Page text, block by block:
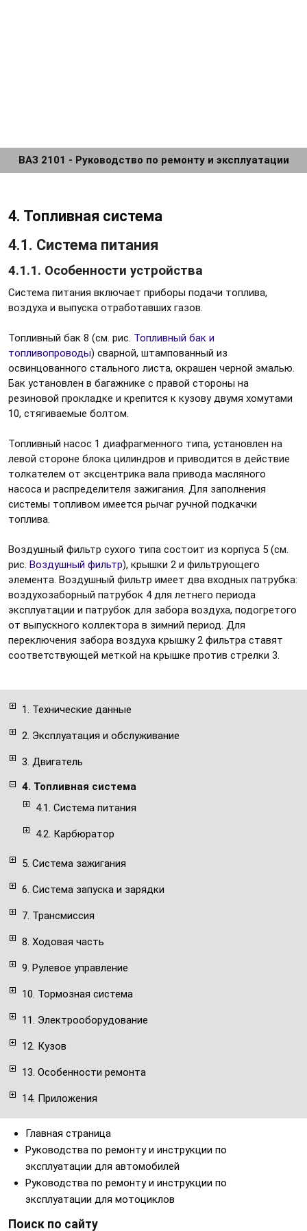
ВАЗ 2101 - Руководство по ремонту и эксплуатации
1. Технические данные
2. Эксплуатация и обслуживание
3. Двигатель
4. Топливная система
4.1. Система питания
4.2. Карбюратор
5. Система зажигания
6. Система запуска и зарядки
7. Трансмиссия
8. Ходовая часть
9. Рулевое управление
10. Тормозная система
11. Электрооборудование
12. Кузов
13. Особенности ремонта
14. Приложения
4. Топливная система
4.1. Система питания
4.1.1. Особенности устройства
Система питания включает приборы подачи топлива,
воздуха и выпуска отработавших газов.
Топливный бак 8 (см. рис. Топливный бак и
топливопроводы) сварной, штампованный из
освинцованного стального листа, окрашен черной эмалью.
Бак установлен в багажнике с правой стороны на
резиновой прокладке и крепится к кузову двумя хомутами
10, стягиваемые болтом.
Топливный насос 1 диафрагменного типа, установлен на
левой стороне блока цилиндров и приводится в действие
толкателем от эксцентрика вала привода масляного
насоса и распределителя зажигания. Для заполнения
системы топливом имеется рычаг ручной подкачки
топлива.
Воздушный фильтр сухого типа состоит из корпуса 5 (см.
рис. Воздушный фильтр), крышки 2 и фильтрующего
элемента. Воздушный фильтр имеет два входных патрубка:
воздухозаборный патрубок 4 для летнего периода
эксплуатации и патрубок для забора воздуха, подогретого
от выпускного коллектора в зимний период. Для
переключения забора воздуха крышку 2 фильтра ставят
соответствующей меткой на крышке против стрелки 3.
Главная страница
Руководства по ремонту и инструкции по
эксплуатации для автомобилей
Руководства по ремонту и инструкции по
эксплуатации для мотоциклов
Поиск по сайту